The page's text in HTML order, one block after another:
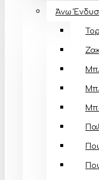
Άνω
Top